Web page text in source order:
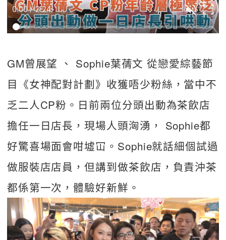
0:00 / 2:24
GM曾展望 、 Sophie葉蒨文 從戀愛綜藝節
目《女神配對計劃》收獲唔少粉絲，當中不
乏二人CP粉。日前兩位分頭出動為茶飲店
擔任一日店長，現場人頭洶湧， Sophie都
好驚喜場面會咁墟冚。Sophie就話細個試過
做服裝店店員，但講到做茶飲店，負責沖茶
都係第一次，體驗好新鮮。